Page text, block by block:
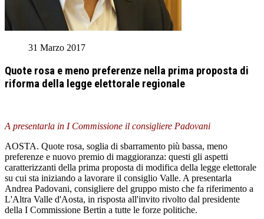
31 Marzo 2017
Quote rosa e meno preferenze nella prima proposta di
riforma della legge elettorale regionale
A presentarla in I Commissione il consigliere Padovani
AOSTA. Quote rosa, soglia di sbarramento più bassa, meno
preferenze e nuovo premio di maggioranza: questi gli aspetti
caratterizzanti della prima proposta di modifica della legge elettorale
su cui sta iniziando a lavorare il consiglio Valle. A presentarla
Andrea Padovani, consigliere del gruppo misto che fa riferimento a
L'Altra Valle d'Aosta, in risposta all'invito rivolto dal presidente
della I Commissione Bertin a tutte le forze politiche.